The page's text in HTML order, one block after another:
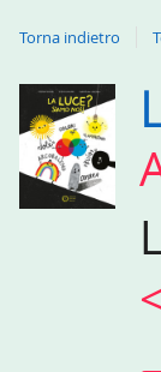
Torna indietro
Dettaglio
del
documento